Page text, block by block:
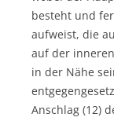
besteht und
aufweist, die
auf der
in der Nähe
Anschlag (12)